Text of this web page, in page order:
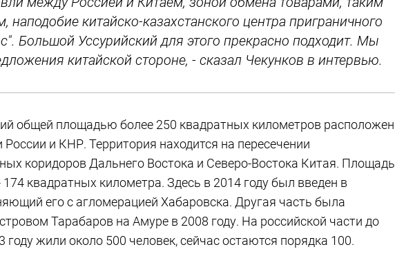
китайско-казахстанского центра приграничного
Большой Уссурийский для этого прекрасно подходит. Мы
китайской стороне, - сказал Чекунков в интервью.
общей площадью более 250 квадратных километров расположен
России и КНР. Территория находится на пересечении
коридоров Дальнего Востока и Северо-Востока Китая. Площадь
174 квадратных километра. Здесь в 2014 году был введен в
его с агломерацией Хабаровска. Другая часть была
Тарабаров на Амуре в 2008 году. На российской части до
году жили около 500 человек, сейчас остаются порядка 100.